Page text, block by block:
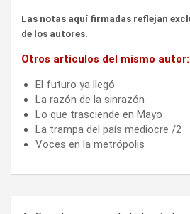
Las notas aquí firmadas reflejan
de los autores.
Otros artículos del mismo autor:
El futuro ya llegó
La razón de la sinrazón
Lo que trasciende en Mayo
La trampa del país mediocre /2
Voces en la metrópolis